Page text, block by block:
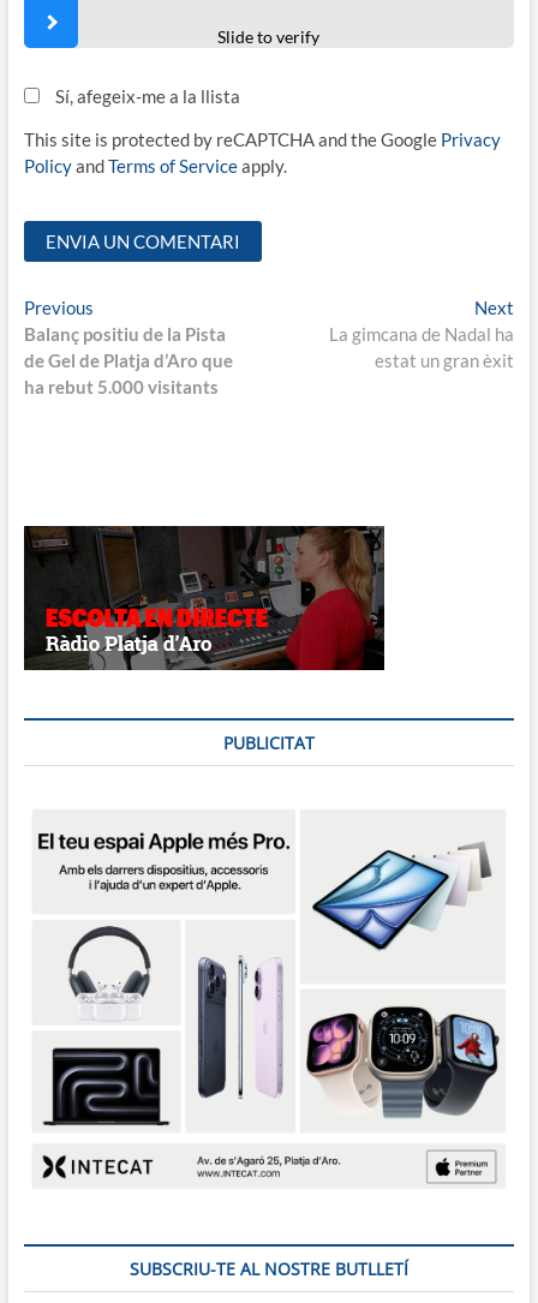
Slide to verify
Sí, afegeix-me a la llista
This site is protected by reCAPTCHA and the Google Privacy
PolicyandTerms of Serviceapply.
Navegació
d'entrades
PreviousPrevious
post:
Balanç positiu de la Pista
de Gel de Platja d’Aro que
ha rebut 5.000 visitants
Next
La gimcana de Nadal ha
estat un gran èxit
PUBLICITAT
SUBSCRIU-TE AL NOSTRE BUTLLETÍ